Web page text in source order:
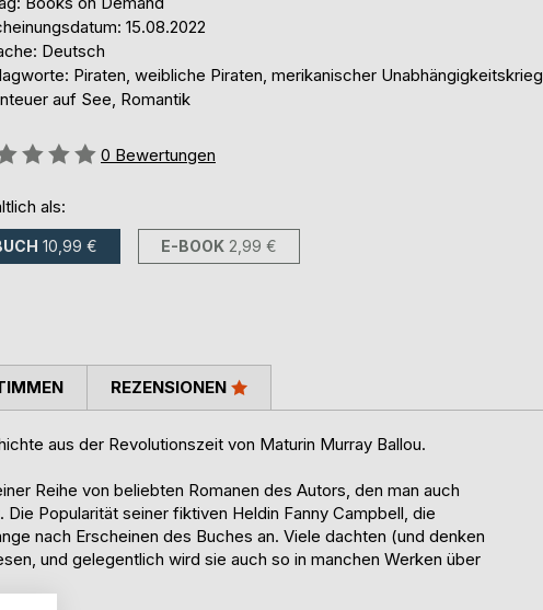
15.08.2022
Deutsch
Piraten, weibliche Piraten, merikanischer Unabhängigkeitskrieg,
auf See, Romantik
0 Bewertungen
als:
10,99 € E-BOOK 2,99 €
aus der Revolutionszeit von Maturin Murray Ballou.
Reihe von beliebten Romanen des Autors, den man auch
Popularität seiner fiktiven Heldin Fanny Campbell, die
nach Erscheinen des Buches an. Viele dachten (und denken
und gelegentlich wird sie auch so in manchen Werken über
REZENSIONEN